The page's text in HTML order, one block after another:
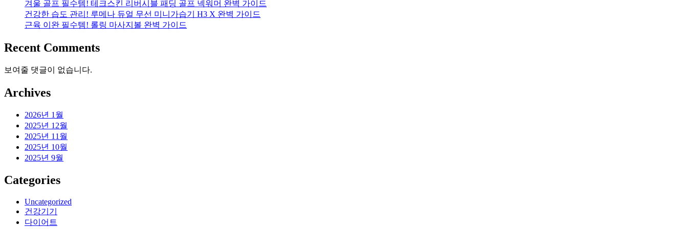
겨울 골프 필수템! 테크스킨 리버시블 패딩 골프 넥워머 완벽 가이드
건강한 습도 관리! 루메나 듀얼 무선 미니가습기 H3 X 완벽 가이드
근육 이완 필수템! 롤링 마사지볼 완벽 가이드
Recent Comments
보여줄 댓글이 없습니다.
Archives
2026년 1월
2025년 12월
2025년 11월
2025년 10월
2025년 9월
Categories
Uncategorized
건강기기
다이어트